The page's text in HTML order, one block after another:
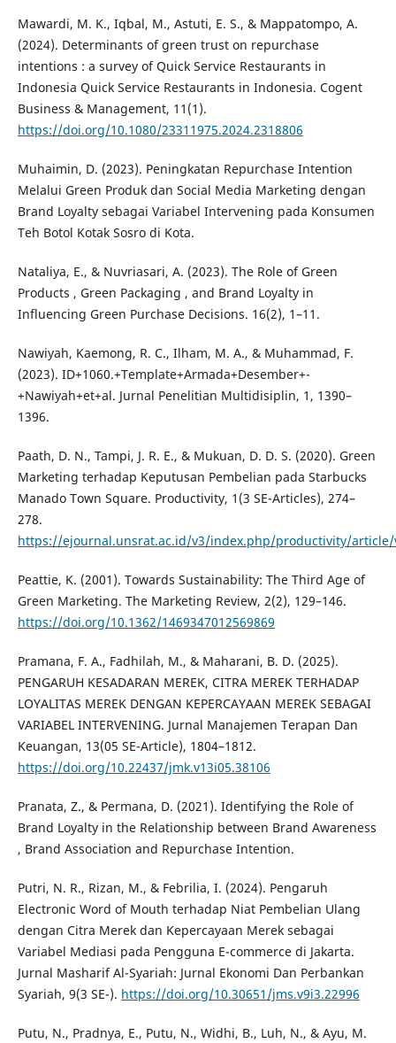
Mawardi, M. K., Iqbal, M., Astuti, E. S., & Mappatompo, A.
(2024). Determinants of green trust on repurchase
intentions : a survey of Quick Service Restaurants in
Indonesia Quick Service Restaurants in Indonesia. Cogent
Business & Management, 11(1).
https://doi.org/10.1080/23311975.2024.2318806
Muhaimin, D. (2023). Peningkatan Repurchase Intention
Melalui Green Produk dan Social Media Marketing dengan
Brand Loyalty sebagai Variabel Intervening pada Konsumen
Teh Botol Kotak Sosro di Kota.
Nataliya, E., & Nuvriasari, A. (2023). The Role of Green
Products , Green Packaging , and Brand Loyalty in
Influencing Green Purchase Decisions. 16(2), 1–11.
Nawiyah, Kaemong, R. C., Ilham, M. A., & Muhammad, F.
(2023). ID+1060.+Template+Armada+Desember+-
+Nawiyah+et+al. Jurnal Penelitian Multidisiplin, 1, 1390–
1396.
Paath, D. N., Tampi, J. R. E., & Mukuan, D. D. S. (2020). Green
Marketing terhadap Keputusan Pembelian pada Starbucks
Manado Town Square. Productivity, 1(3 SE-Articles), 274–
278.
https://ejournal.unsrat.ac.id/v3/index.php/productivity/article/
Peattie, K. (2001). Towards Sustainability: The Third Age of
Green Marketing. The Marketing Review, 2(2), 129–146.
https://doi.org/10.1362/1469347012569869
Pramana, F. A., Fadhilah, M., & Maharani, B. D. (2025).
PENGARUH KESADARAN MEREK, CITRA MEREK TERHADAP
LOYALITAS MEREK DENGAN KEPERCAYAAN MEREK SEBAGAI
VARIABEL INTERVENING. Jurnal Manajemen Terapan Dan
Keuangan, 13(05 SE-Article), 1804–1812.
https://doi.org/10.22437/jmk.v13i05.38106
Pranata, Z., & Permana, D. (2021). Identifying the Role of
Brand Loyalty in the Relationship between Brand Awareness
, Brand Association and Repurchase Intention.
Putri, N. R., Rizan, M., & Febrilia, I. (2024). Pengaruh
Electronic Word of Mouth terhadap Niat Pembelian Ulang
dengan Citra Merek dan Kepercayaan Merek sebagai
Variabel Mediasi pada Pengguna E-commerce di Jakarta.
Jurnal Masharif Al-Syariah: Jurnal Ekonomi Dan Perbankan
Syariah, 9(3 SE-). https://doi.org/10.30651/jms.v9i3.22996
Putu, N., Pradnya, E., Putu, N., Widhi, B., Luh, N., & Ayu, M.